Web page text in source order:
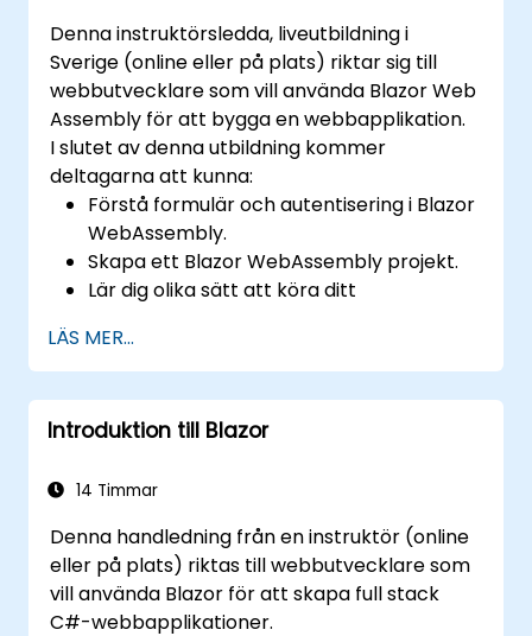
Denna instruktörsledda, liveutbildning i
Sverige (online eller på plats) riktar sig till
webbutvecklare som vill använda Blazor Web
Assembly för att bygga en webbapplikation.
I slutet av denna utbildning kommer
deltagarna att kunna:
Förstå formulär och autentisering i Blazor
WebAssembly.
Skapa ett Blazor WebAssembly projekt.
Lär dig olika sätt att köra ditt
LÄS MER...
Introduktion till Blazor
14 Timmar
Denna handledning från en instruktör (online
eller på plats) riktas till webbutvecklare som
vill använda Blazor för att skapa full stack
C#-webbapplikationer.